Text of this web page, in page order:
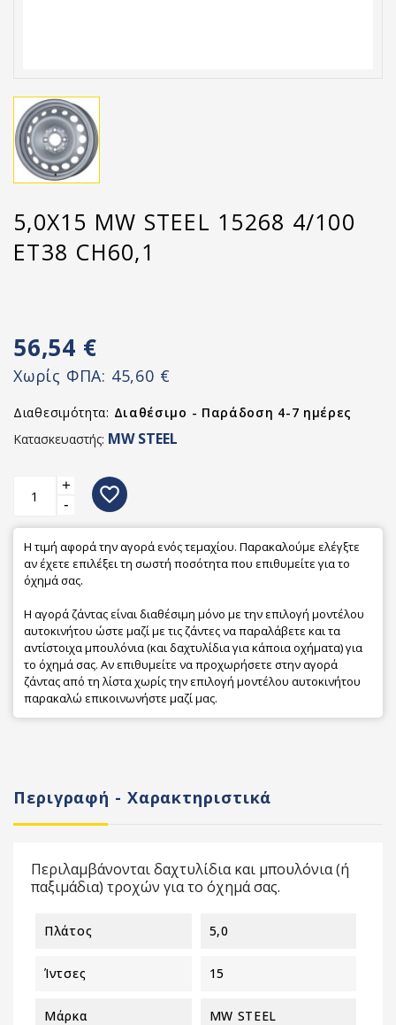
5,0X15 MW STEEL 15268 4/100
ET38 CH60,1
56,54 €
Χωρίς ΦΠΑ: 45,60 €
Διαθεσιμότητα: Διαθέσιμο - Παράδοση 4-7 ημέρες
Κατασκευαστής: MW STEEL
+
-
favorite_border
Η τιμή αφορά την αγορά ενός τεμαχίου. Παρακαλούμε ελέγξτε
αν έχετε επιλέξει τη σωστή ποσότητα που επιθυμείτε για το
όχημά σας.
Η αγορά ζάντας είναι διαθέσιμη μόνο με την επιλογή μοντέλου
αυτοκινήτου ώστε μαζί με τις ζάντες να παραλάβετε και τα
αντίστοιχα μπουλόνια (και δαχτυλίδια για κάποια οχήματα) για
το όχημά σας. Αν επιθυμείτε να προχωρήσετε στην αγορά
ζάντας από τη λίστα χωρίς την επιλογή μοντέλου αυτοκινήτου
παρακαλώ επικοινωνήστε μαζί μας.
Περιγραφή - Χαρακτηριστικά
Περιλαμβάνονται δαχτυλίδια και μπουλόνια (ή
παξιμάδια) τροχών για το όχημά σας.
Πλάτος 5,0
Ίντσες 15
Μάρκα MW STEEL